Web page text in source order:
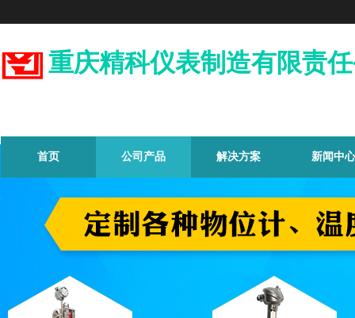
重庆精科仪表制造有限责
首页 公司产品 解决方案 新闻中心